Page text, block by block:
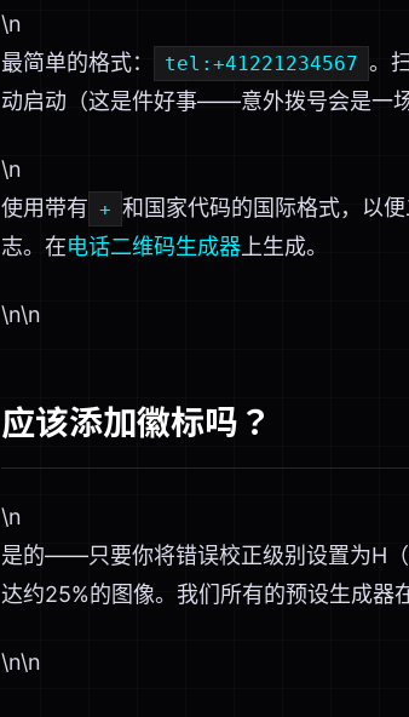
\n
最简单的格式：
tel:+41221234567 。
动启动（这是件好事——意外拨号会是一场
\n
使用带有 + 和国家代码的国际格式，以
志。在电话二维码生成器 上生成。
\n\n
应该添加徽标吗？
\n
是的——只要你将错误校正级别设置为H
达约25%的图像。我们所有的预设生成器
\n\n